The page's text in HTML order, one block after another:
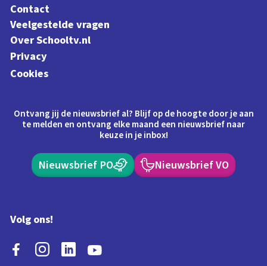
Contact
Veelgestelde vragen
Over Schooltv.nl
Privacy
Cookies
Ontvang jij de nieuwsbrief al? Blijf op de hoogte door je aan
te melden en ontvang elke maand een nieuwsbrief naar
keuze in je inbox!
Nieuwsbrief PO Nieuwsbrief VO
Volg ons!